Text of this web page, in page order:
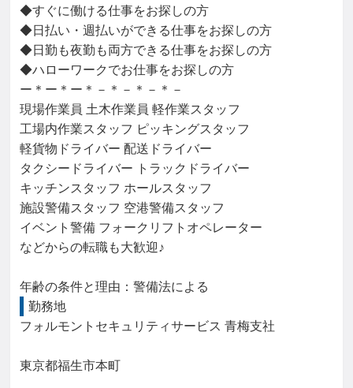
◆すぐに働ける仕事をお探しの方
◆日払い・週払いができる仕事をお探しの方
◆日勤も夜勤も両方できる仕事をお探しの方
◆ハローワークでお仕事をお探しの方
ー＊ー＊ー＊－＊－＊－＊－
現場作業員 土木作業員 軽作業スタッフ
工場内作業スタッフ ピッキングスタッフ
軽貨物ドライバー 配送ドライバー
タクシードライバー トラックドライバー
キッチンスタッフ ホールスタッフ
施設警備スタッフ 空港警備スタッフ
イベント警備 フォークリフトオペレーター
などからの転職も大歓迎♪
年齢の条件と理由：警備法による
勤務地
フォルモントセキュリティサービス 青梅支社
東京都福生市本町